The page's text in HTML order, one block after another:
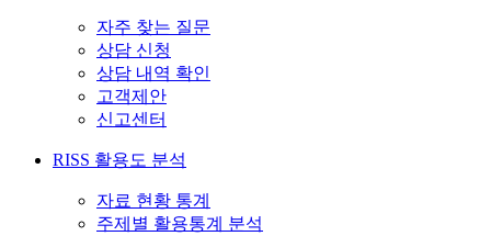
자주 찾는 질문
상담 신청
상담 내역 확인
고객제안
신고센터
RISS 활용도 분석
자료 현황 통계
주제별 활용통계 분석